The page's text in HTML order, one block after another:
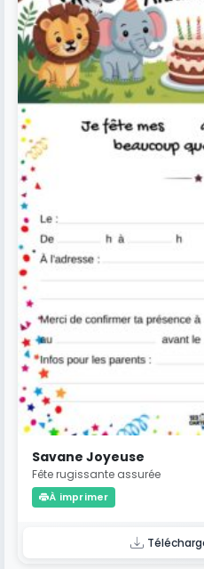
Savane Joyeuse
Fête rugissante assurée
À imprimer